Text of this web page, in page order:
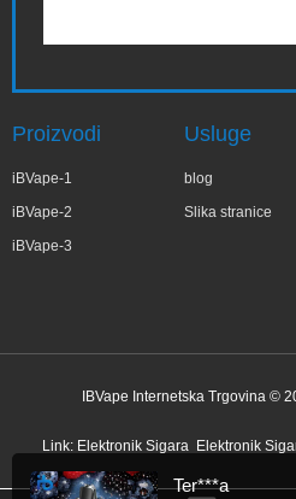
Proizvodi
iBVape-1
iBVape-2
iBVape-3
Usluge
blog
Slika stranice
IBVape Internetska Trgovina ©
Link: Elektronik Sigara Elektronik
Ter***a